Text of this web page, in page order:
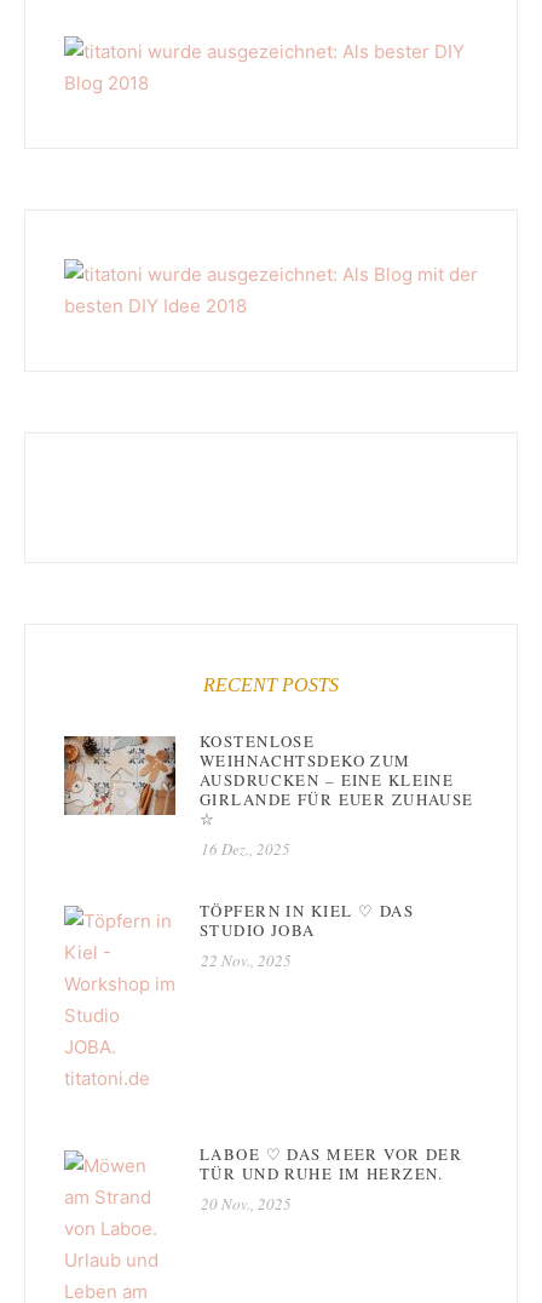
RECENT POSTS
KOSTENLOSE
WEIHNACHTSDEKO ZUM
AUSDRUCKEN – EINE KLEINE
GIRLANDE FÜR EUER ZUHAUSE
☆
16 Dez., 2025
TÖPFERN IN KIEL ♡ DAS
STUDIO JOBA
22 Nov., 2025
LABOE ♡ DAS MEER VOR DER
TÜR UND RUHE IM HERZEN.
20 Nov., 2025